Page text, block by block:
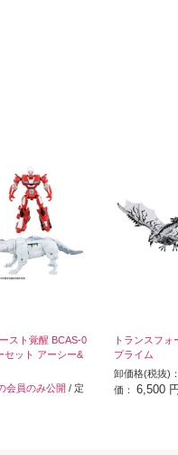
スト覚醒 BCAS-0
セット アーシー&
会員のみ公開 / 定
トランスフ
プライム
卸価格(税抜)：
価： 6,500 円